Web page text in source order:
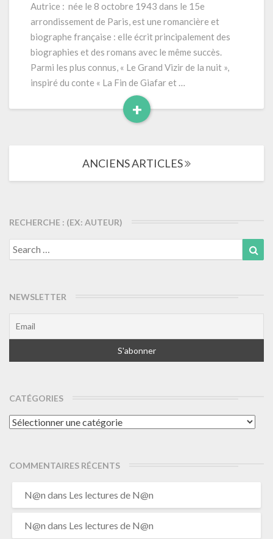
espionne
du
roi »
(2018)
Autrice : née le 8 octobre 1943 dans le 15e
arrondissement de Paris, est une romancière et
biographe française : elle écrit principalement des
biographies et des romans avec le même succès.
Parmi les plus connus, « Le Grand Vizir de la nuit »,
inspiré du conte « La Fin de Giafar et …
+
Read
les
ANCIENS ARTICLES
RECHERCHE : (EX: AUTEUR)
Search
for:
NEWSLETTER
CATÉGORIES
Catégories
COMMENTAIRES RÉCENTS
N@n dans Les lectures de N@n
N@n dans Les lectures de N@n